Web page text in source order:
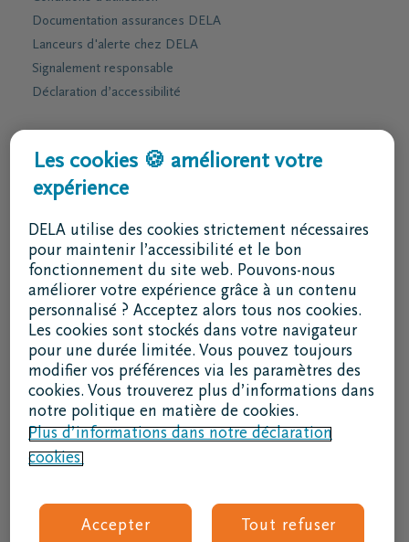
Documentation assurances DELA
Lanceurs d'alerte chez DELA
Signalement responsable
Déclaration d’accessibilité
Services & contact
J'ai une question
Je souhaite une brochure par la poste
02 800 87 87
lu - ve 8h30 - 17h
Je suis un intermédiaire
Se connecter à DELAconnect
Je suis un fournisseur
Code RSE
Les cookies 🍪 améliorent votre
expérience
DELA utilise des cookies strictement nécessaires
pour maintenir l’accessibilité et le bon
fonctionnement du site web. Pouvons-nous
améliorer votre expérience grâce à un contenu
personnalisé ? Acceptez alors tous nos cookies.
Les cookies sont stockés dans votre navigateur
pour une durée limitée. Vous pouvez toujours
modifier vos préférences via les paramètres des
cookies. Vous trouverez plus d’informations dans
notre politique en matière de cookies.
Plus d’informations dans notre déclaration
cookies.
Accepter Tout refuser